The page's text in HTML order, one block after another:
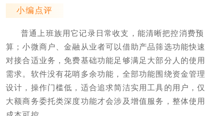
小编点评
普通上班族用它记录日常收支，能清晰把控消费预
算；小微商户、金融从业者可以借助产品筛选功能快速
对接合适业务，免费基础功能足够满足大部分人的使用
需求。软件没有花哨多余功能，全部功能围绕资金管理
设计，操作门槛低，适合追求简洁实用工具的用户，仅
大额商务委托类深度功能才会涉及增值服务，整体使用